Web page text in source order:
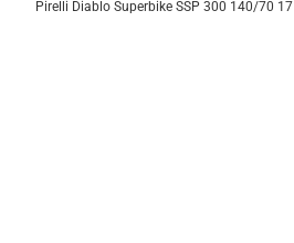
Pirelli Diablo Superbike SSP 300 140/70 17